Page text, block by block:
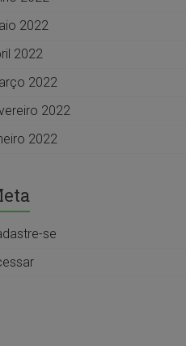
2022
2022
2022
2022
2022
se